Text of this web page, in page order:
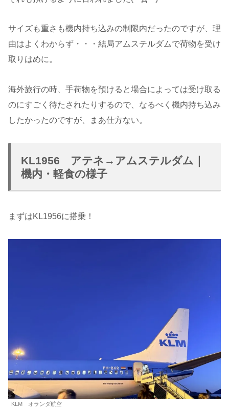
サイズも重さも機内持ち込みの制限内だったのですが、理
由はよくわからず・・・結局アムステルダムで荷物を受け
取りはめに。
海外旅行の時、手荷物を預けると場合によっては受け取る
のにすごく待たされたりするので、なるべく機内持ち込み
したかったのですが、まあ仕方ない。
KL1956 アテネ→アムステルダム｜
機内・軽食の様子
まずはKL1956に搭乗！
KLM オランダ航空